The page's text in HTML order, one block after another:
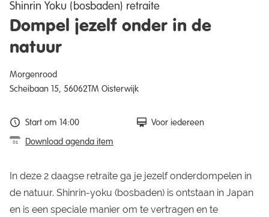
Shinrin Yoku (bosbaden) retraite
Dompel jezelf onder in de
natuur
Morgenrood
Scheibaan 15, 56062TM Oisterwijk
Start om 14:00
Voor iedereen
Download agenda item
In deze 2 daagse retraite ga je jezelf onderdompelen in
de natuur. Shinrin-yoku (bosbaden) is ontstaan in Japan
en is een speciale manier om te vertragen en te